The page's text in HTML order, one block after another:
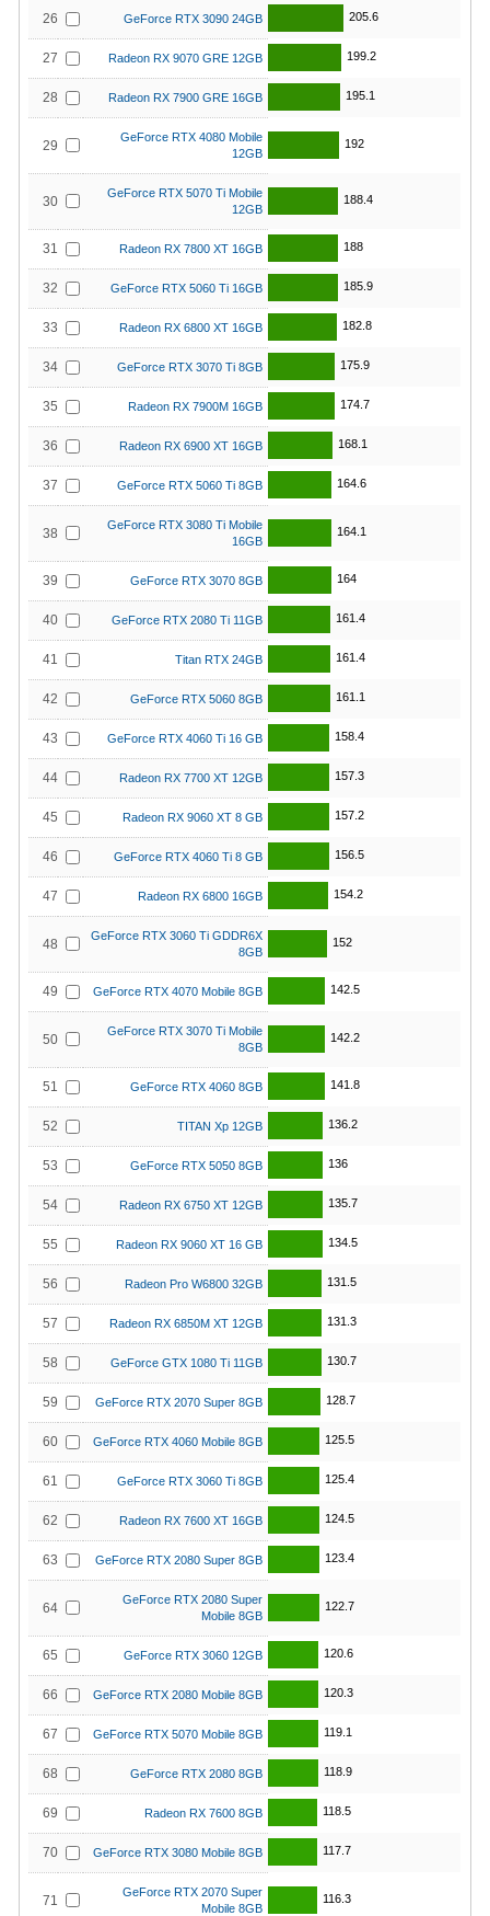
26 GeForce RTX 3090 24GB 205.6
27 Radeon RX 9070 GRE 12GB 199.2
28 Radeon RX 7900 GRE 16GB 195.1
29
GeForce RTX 4080 Mobile
12GB
192
30
GeForce RTX 5070 Ti Mobile
12GB
188.4
31 Radeon RX 7800 XT 16GB 188
32 GeForce RTX 5060 Ti 16GB 185.9
33 Radeon RX 6800 XT 16GB 182.8
34 GeForce RTX 3070 Ti 8GB 175.9
35 Radeon RX 7900M 16GB 174.7
36 Radeon RX 6900 XT 16GB 168.1
37 GeForce RTX 5060 Ti 8GB 164.6
38
GeForce RTX 3080 Ti Mobile
16GB
164.1
39 GeForce RTX 3070 8GB 164
40 GeForce RTX 2080 Ti 11GB 161.4
41 Titan RTX 24GB 161.4
42 GeForce RTX 5060 8GB 161.1
43 GeForce RTX 4060 Ti 16 GB 158.4
44 Radeon RX 7700 XT 12GB 157.3
45 Radeon RX 9060 XT 8 GB 157.2
46 GeForce RTX 4060 Ti 8 GB 156.5
47 Radeon RX 6800 16GB 154.2
48
GeForce RTX 3060 Ti GDDR6X
8GB
152
49 GeForce RTX 4070 Mobile 8GB 142.5
50
GeForce RTX 3070 Ti Mobile
8GB
142.2
51 GeForce RTX 4060 8GB 141.8
52 TITAN Xp 12GB 136.2
53 GeForce RTX 5050 8GB 136
54 Radeon RX 6750 XT 12GB 135.7
55 Radeon RX 9060 XT 16 GB 134.5
56 Radeon Pro W6800 32GB 131.5
57 Radeon RX 6850M XT 12GB 131.3
58 GeForce GTX 1080 Ti 11GB 130.7
59 GeForce RTX 2070 Super 8GB 128.7
60 GeForce RTX 4060 Mobile 8GB 125.5
61 GeForce RTX 3060 Ti 8GB 125.4
62 Radeon RX 7600 XT 16GB 124.5
63 GeForce RTX 2080 Super 8GB 123.4
64
GeForce RTX 2080 Super
Mobile 8GB
122.7
65 GeForce RTX 3060 12GB 120.6
66 GeForce RTX 2080 Mobile 8GB 120.3
67 GeForce RTX 5070 Mobile 8GB 119.1
68 GeForce RTX 2080 8GB 118.9
69 Radeon RX 7600 8GB 118.5
70 GeForce RTX 3080 Mobile 8GB 117.7
71
GeForce RTX 2070 Super
Mobile 8GB
116.3